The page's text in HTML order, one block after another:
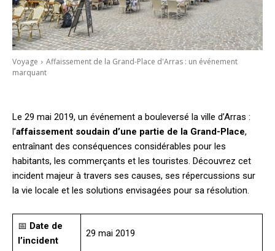
Voyage
Affaissement de la Grand-Place d'Arras : un événement
marquant
Le 29 mai 2019, un événement a bouleversé la ville d’Arras :
l’affaissement soudain d’une partie de la Grand-Place,
entraînant des conséquences considérables pour les
habitants, les commerçants et les touristes. Découvrez cet
incident majeur à travers ses causes, ses répercussions sur
la vie locale et les solutions envisagées pour sa résolution.
📅 Date de
l’incident
29 mai 2019